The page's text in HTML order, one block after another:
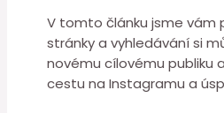
V tomto článku jsme vám
stránky a vyhledávání si
novému cílovému publiku
cestu na Instagramu a